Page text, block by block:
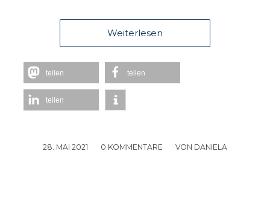
Weiterlesen
teilen teilen
teilen
28. MAI 2021
/ 0 KOMMENTARE
/ VON DANIELA